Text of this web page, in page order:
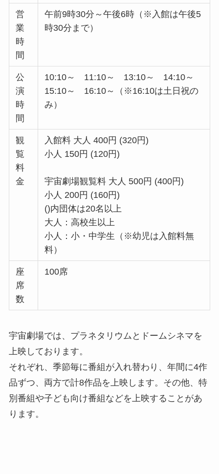
営
業
時
間
午前9時30分～午後6時（※入館は午後5
時30分まで）
公
演
時
間
10:10～ 11:10～ 13:10～ 14:10～
15:10～ 16:10～（※16:10は土日祝の
み）
観
覧
料
金
入館料 大人 400円 (320円)
小人 150円 (120円)
宇宙劇場観覧料 大人 500円 (400円)
小人 200円 (160円)
()内団体は20名以上
大人：高校生以上
小人：小・中学生（※幼児は入館料無
料）
座
席
数
100席
宇宙劇場では、プラネタリウムとドームシネマを
上映しております。
それぞれ、季節毎に番組が入れ替わり、年間に4作
品ずつ、両方で計8作品を上映します。その他、特
別番組や子ども向け番組などを上映することがあ
ります。